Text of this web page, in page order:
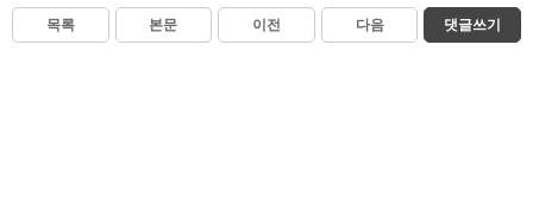
목록 본문 이전 다음 댓글쓰기